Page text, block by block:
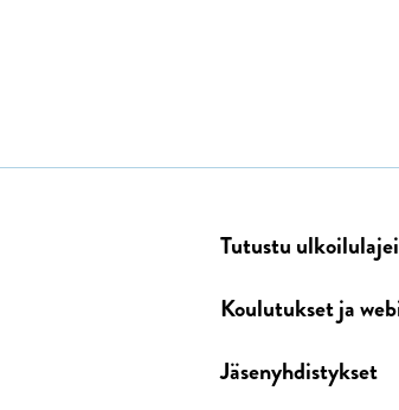
Tutustu
Koulutukset ja
Jäsenyhdistykset